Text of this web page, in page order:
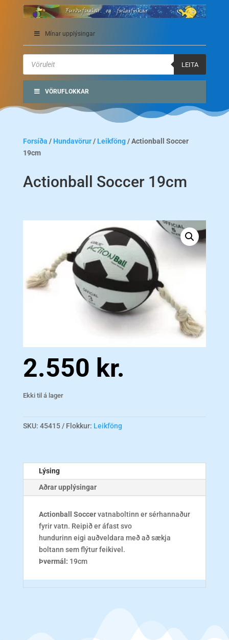
Mínar upplýsingar
Products
search
LEITA
VÖRUFLOKKAR
Forsíða / Hundavörur/ Leikföng/ Actionball Soccer
19cm
Actionball Soccer 19cm
2.550 kr.
Ekki til á lager
SKU: 45415 Flokkur: Leikföng
Lýsing
Aðrar upplýsingar
Actionball Soccervatnaboltinn er sérhannaður
fyrir vatn. Reipið er áfast svo
hundurinn eigi auðveldara með að sækja
boltann sem flýtur feikivel.
Þvermál: 19cm